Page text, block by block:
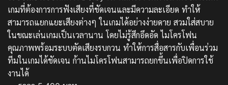
เกมที่ต้องการการฟังเสียงที่ชัดเจนและมีความละเอียด ทำให้
สามารถแยกแยะเสียงต่างๆ ในเกมได้อย่างง่ายดาย สวมใส่สบาย
ในขณะเล่นเกมเป็นเวลานาน โดยไม่รู้สึกอึดอัด ไมโครโฟน
คุณภาพพร้อมระบบตัดเสียงรบกวน ทำให้การสื่อสารกับเพื่อนร่วม
ทีมในเกมได้ชัดเจน ก้านไมโครโฟนสามารถยกขึ้นเพื่อปิดการใช้
งานได้